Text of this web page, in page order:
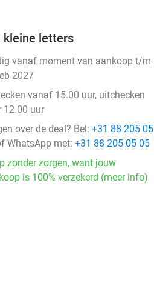
kleine letters
vanaf moment van aankoop t/m
2027
vanaf 15.00 uur, uitchecken
12.00 uur
over de deal? Bel: +31 88 205 05
WhatsApp met: +31 88 205 05 05
zonder zorgen, want jouw
is 100% verzekerd (meer info)